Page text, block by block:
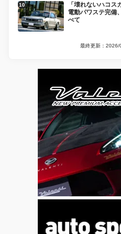
「壊れないハコ
電動パワステ完備
べて
最終更新：